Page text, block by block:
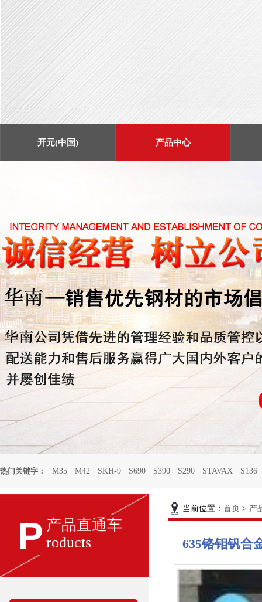
开元(中国) 产品中心
热门关键字： M35 M42 SKH-9 S690 S390 S290 STAVAX S136
P 产品直通车
roducts
当前位置： 首页 > 产
635铬钼钒合